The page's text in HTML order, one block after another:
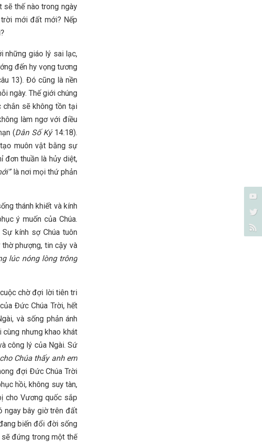
thế nào trong ngày
mới đất mới? Nếp
những giáo lý sai lạc,
đến hy vọng tương
13). Đó cũng là nền
ngày. Thế giới chúng
sẽ không tồn tại
làm ngơ với điều
(Dân Số Ký 14:18).
muôn vật bằng sự
đơn thuần là hủy diệt,
là nơi mọi thứ phản
thánh khiết và kính
ý muốn của Chúa.
kính sợ Chúa tuôn
phượng, tin cậy và
lúc nóng lòng trông
chờ đợi lời tiên tri
Đức Chúa Trời, hết
và sống phản ánh
nhưng khao khát
công lý của Ngài. Sứ
Chúa thấy anh em
đợi Đức Chúa Trời
hồi, không suy tàn,
cho Vương quốc sắp
ngay bây giờ trên đất
biến đổi đời sống
đứng trong một thế